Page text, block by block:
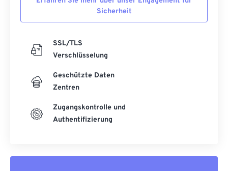
Sicherheit
SSL/TLS
Verschlüsselung
Geschützte Daten
Zentren
Zugangskontrolle und
Authentifizierung